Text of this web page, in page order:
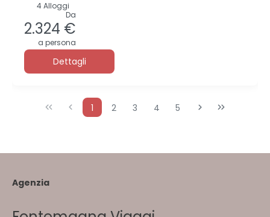
4 Alloggi
Da
2.324 €
a persona
Dettagli
1 2 3 4 5
Agenzia